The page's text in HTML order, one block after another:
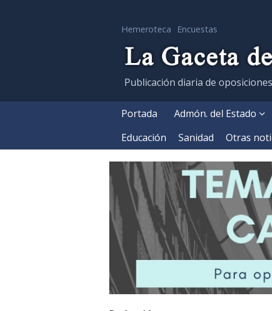
Hemeroteca Encuestas
Publicación diaria de oposiciones
Portada Admón. del Estado
Educación
Sanidad Otras